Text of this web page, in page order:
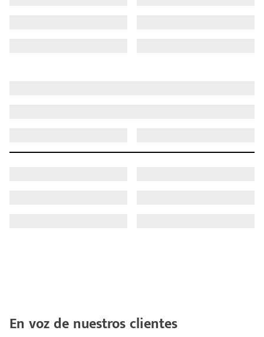
En voz de nuestros clientes